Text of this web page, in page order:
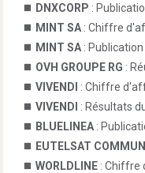
DNXCORP :
MINT SA : Chiffre
MINT SA :
OVH GROUPE RG :
VIVENDI : Chiffre
VIVENDI : Résultats
BLUELINEA :
EUTELSAT
WORLDLINE : Chiffre